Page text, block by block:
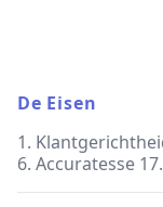
De Eisen
1.
6. Accuratesse